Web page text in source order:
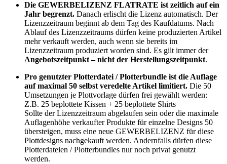
Die GEWERBELIZENZ FLATRATE ist zeitlich auf ein
Jahr begrenzt. Danach erlischt die Lizenz automatisch. Der
Lizenzzeitraum beginnt ab dem Tag des Kaufdatums. Nach
Ablauf des Lizenzzeitraums dürfen keine produzierten Artikel
mehr verkauft werden, auch wenn sie bereits im
Lizenzzeitraum produziert worden sind. Es gilt immer der
Angebotszeitpunkt – nicht der Herstellungszeitpunkt.
Pro genutzter Plotterdatei / Plotterbundle ist die Auflage
auf maximal 50 selbst veredelte Artikel limitiert. Die 50
Umsetzungen je Plottvorlage dürfen frei gewählt werden:
Z.B. 25 beplottete Kissen + 25 beplottete Shirts
Sollte der Lizenzzeitraum abgelaufen sein oder die maximale
Auflagenhöhe verkaufter Produkte für einzelne Designs 50
übersteigen, muss eine neue GEWERBELIZENZ für diese
Plottdesigns nachgekauft werden. Andernfalls dürfen diese
Plotterdateien / Plotterbundles nur noch privat genutzt
werden.